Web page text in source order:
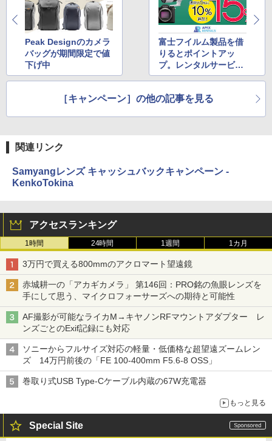
Peak Designのカメラ
バッグが期間限定で値
下げ中
富士フイルム製品を借
りるとポイントアッ
プ。レンタルサービス
の「APEX RENTAL
［キャンペーン］の他の記事を見る
関連リンク
Samyangレンズ キャッシュバックキャンペーン -
KenkoTokina
アクセスランキング
1時間 24時間 1週間 1カ月
3万円で買える800mmのアクロマート望遠鏡
赤城耕一の「アカギカメラ」 第146回：PRO銘の魚眼レンズを
手にして思う、マイクロフォーサーズへの期待と可能性
AF撮影が可能なライカM→キヤノンRFマウントアダプター レ
ンズごとのExif記録にも対応
ソニーからフルサイズ対応の軽量・低価格な超望遠ズームレン
ズ 14万円前後の「FE 100-400mm F5.6-8 OSS」
巻取り式USB Type-Cケーブル内蔵の67W充電器
もっと見る
Special Site